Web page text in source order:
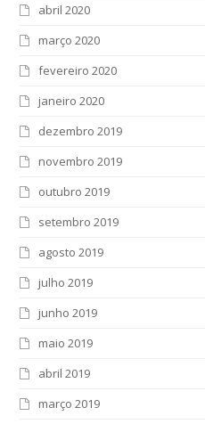
abril 2020
março 2020
fevereiro 2020
janeiro 2020
dezembro 2019
novembro 2019
outubro 2019
setembro 2019
agosto 2019
julho 2019
junho 2019
maio 2019
abril 2019
março 2019